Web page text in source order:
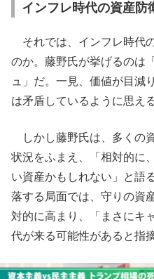
インフレ時代の資産防
それでは、インフレ時代
のか。藤野氏が挙げるのは
ュ」だ。一見、価値が目減
は矛盾しているように思える
しかし藤野氏は、多くの
状況をふまえ、「相対的に
い資産かもしれない」と語
落する局面では、守りの資
対的に高まり、「まさにキ
代が来る可能性があると指